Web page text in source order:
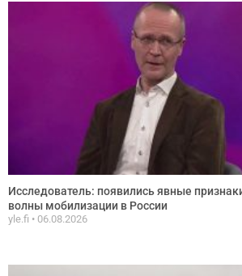
Исследователь: появились явные
волны мобилизации в России
yle.fi 06.08.2026